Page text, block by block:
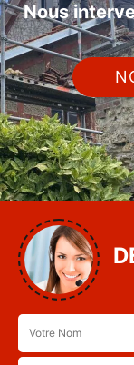
Nous